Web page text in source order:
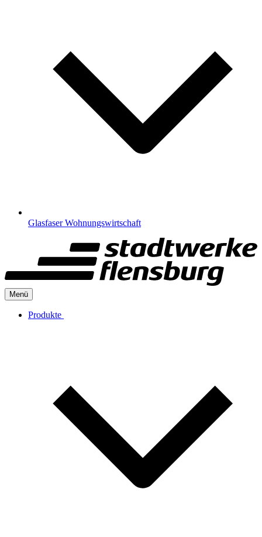
Glasfaser Wohnungswirtschaft
Menü
Produkte